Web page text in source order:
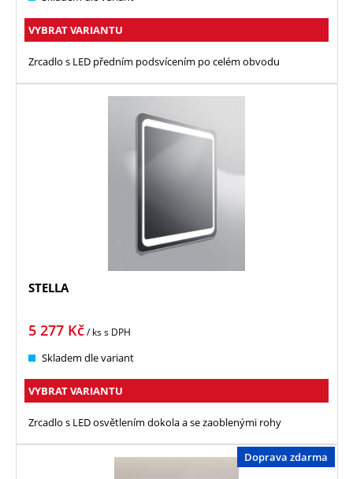
VYBRAT VARIANTU
Zrcadlo s LED předním podsvícením po celém obvodu
STELLA
5 277 Kč/ kss DPH
Skladem dle variant
VYBRAT VARIANTU
Zrcadlo s LED osvětlením dokola a se zaoblenými rohy
Doprava zdarma